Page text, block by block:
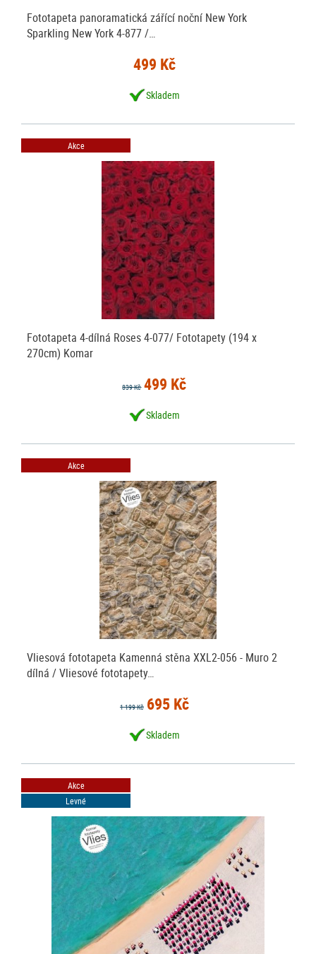
Fototapeta panoramatická zářící noční New York
Sparkling New York 4-877 /…
499 Kč
Skladem
Akce
Fototapeta 4-dílná Roses 4-077/ Fototapety (194 x
270cm) Komar
839 Kč 499 Kč
Skladem
Akce
Vliesová fototapeta Kamenná stěna XXL2-056 - Muro 2
dílná / Vliesové fototapety…
1 199 Kč 695 Kč
Skladem
Akce
Levné